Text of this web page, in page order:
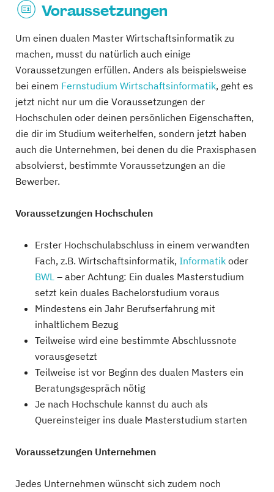
Voraussetzungen
Um einen dualen Master Wirtschaftsinformatik zu
machen, musst du natürlich auch einige
Voraussetzungen erfüllen. Anders als beispielsweise
bei einem Fernstudium Wirtschaftsinformatik, geht es
jetzt nicht nur um die Voraussetzungen der
Hochschulen oder deinen persönlichen Eigenschaften,
die dir im Studium weiterhelfen, sondern jetzt haben
auch die Unternehmen, bei denen du die Praxisphasen
absolvierst, bestimmte Voraussetzungen an die
Bewerber.
Voraussetzungen Hochschulen
Erster Hochschulabschluss in einem verwandten
Fach, z.B. Wirtschaftsinformatik, Informatik oder
BWL – aber Achtung: Ein duales Masterstudium
setzt kein duales Bachelorstudium voraus
Mindestens ein Jahr Berufserfahrung mit
inhaltlichem Bezug
Teilweise wird eine bestimmte Abschlussnote
vorausgesetzt
Teilweise ist vor Beginn des dualen Masters ein
Beratungsgespräch nötig
Je nach Hochschule kannst du auch als
Quereinsteiger ins duale Masterstudium starten
Voraussetzungen Unternehmen
Jedes Unternehmen wünscht sich zudem noch